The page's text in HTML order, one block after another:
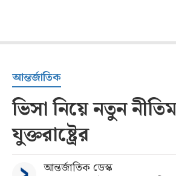
আন্তর্জাতিক
ভিসা নিয়ে নতুন
যুক্তরাষ্ট্রের
আন্তর্জাতিক ডেস্ক